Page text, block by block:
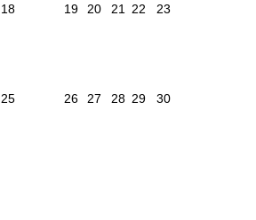
18 19 20 21 22 23
25 26 27 28 29 30